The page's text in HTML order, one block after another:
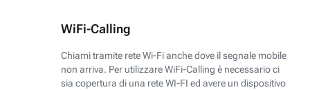
WiFi-Calling
Chiami tramite rete Wi-Fi anche dove il segnale mobile
non arriva. Per utilizzare WiFi-Calling è necessario ci
sia copertura di una rete WI-FI ed avere un dispositivo